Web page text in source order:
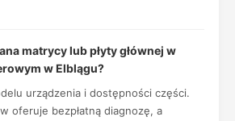
matrycy lub płyty głównej w
w Elblągu?
urządzenia i dostępności części.
oferuje bezpłatną diagnozę, a